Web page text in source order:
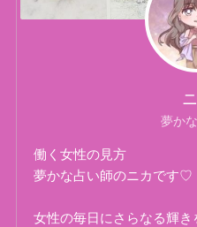
夢か
働く女性の見方
夢かな占い師のニカです♡
女性の毎日にさらなる輝き